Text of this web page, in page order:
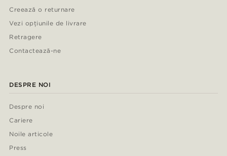
Creează o returnare
Vezi opțiunile de livrare
Retragere
Contactează-ne
DESPRE NOI
Despre noi
Cariere
Noile articole
Press